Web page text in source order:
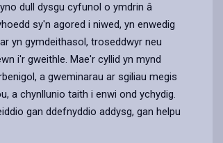
dull dysgu cyfunol o ymdrin â
sy'n agored i niwed, yn enwedig
yn gymdeithasol, troseddwyr neu
i'r gweithle. Mae'r cyllid yn mynd
a gweminarau ar sgiliau megis
a chynllunio taith i enwi ond ychydig.
gan ddefnyddio addysg, gan helpu